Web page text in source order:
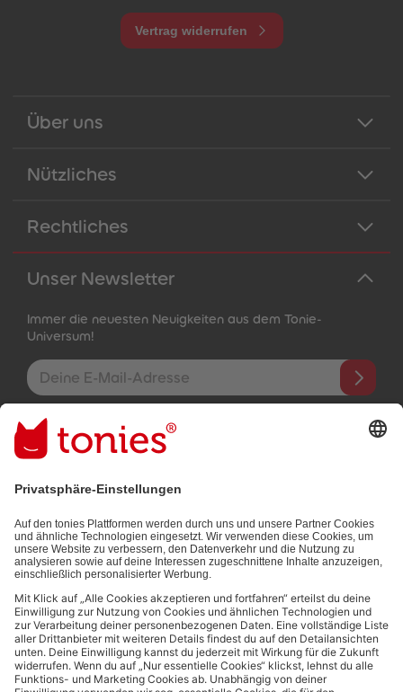
Vertrag widerrufen
Über uns
Nützliches
Rechtliches
Unser Newsletter
Immer die neuesten Neuigkeiten aus dem Tonie-
Universum!
E-Mail-Addresse
Mit dem Absenden abonnierst du unseren E-Mail-Newsletter, der
auf den von dir bereitgestellten Informationen (z.B. Account-
informationen) und den von dir zu Werbezwecken bereitgestellten
Datenschutzbestimmungen.
Bezahlmethoden:
Links zu sozialen Netzwerken